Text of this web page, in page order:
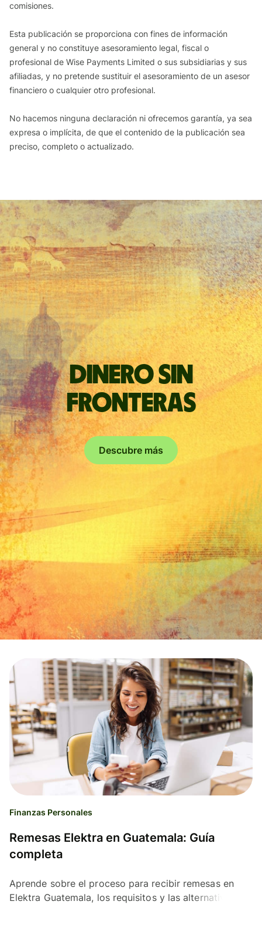
comisiones.
Esta publicación se proporciona con fines de información
general y no constituye asesoramiento legal, fiscal o
profesional de Wise Payments Limited o sus subsidiarias y sus
afiliadas, y no pretende sustituir el asesoramiento de un asesor
financiero o cualquier otro profesional.
No hacemos ninguna declaración ni ofrecemos garantía, ya sea
expresa o implícita, de que el contenido de la publicación sea
preciso, completo o actualizado.
Dinero sin
fronteras
Descubre más
Finanzas Personales
Remesas Elektra en Guatemala: Guía
completa
Aprende sobre el proceso para recibir remesas en
Elektra Guatemala, los requisitos y las alternativas